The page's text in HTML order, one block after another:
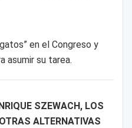
en el Congreso y
asumir su tarea.
SZEWACH, LOS
ALTERNATIVAS